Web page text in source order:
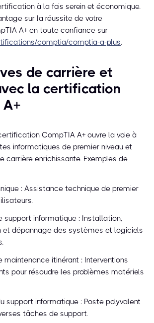
à la fois serein et économique.
sur la réussite de votre
A+ en toute confiance sur
comptia/comptia-a-plus.
de carrière et
la certification
CompTIA A+ ouvre la voie à
informatiques de premier niveau et
carrière enrichissante. Exemples de
: Assistance technique de premier
support informatique : Installation,
et dépannage des systèmes et logiciels
maintenance itinérant : Interventions
pour résoudre les problèmes matériels
support informatique : Poste polyvalent
tâches de support.